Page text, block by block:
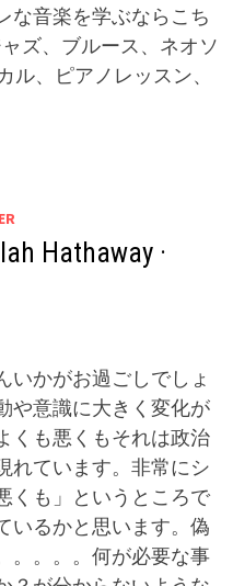
な音楽を学ぶならこち
ズ、ブルース、ネオソ
ル、ピアノレッスン、
Hathaway ·
いかがお過ごしでしょ
や意識に大きく変化が
くも悪くもそれは政治
れています。非常にシ
くも」というところで
いるかと思います。偽
。。。。何が必要な事